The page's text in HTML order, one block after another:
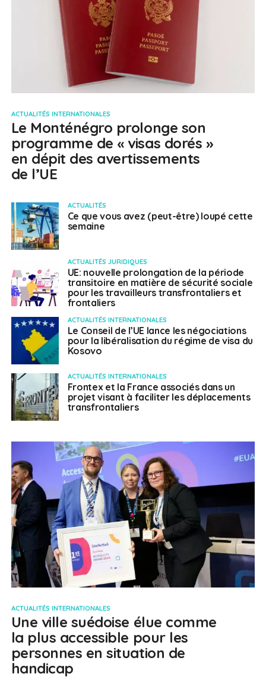
ACTUALITÉS INTERNATIONALES
Le Monténégro prolonge son
programme de « visas dorés »
en dépit des avertissements
de l’UE
ACTUALITÉS
Ce que vous avez (peut-être) loupé cette
semaine
ACTUALITÉS JURIDIQUES
UE: nouvelle prolongation de la période
transitoire en matière de sécurité sociale
pour les travailleurs transfrontaliers et
frontaliers
ACTUALITÉS INTERNATIONALES
Le Conseil de l’UE lance les négociations
pour la libéralisation du régime de visa du
Kosovo
ACTUALITÉS INTERNATIONALES
Frontex et la France associés dans un
projet visant à faciliter les déplacements
transfrontaliers
ACTUALITÉS INTERNATIONALES
Une ville suédoise élue comme
la plus accessible pour les
personnes en situation de
handicap